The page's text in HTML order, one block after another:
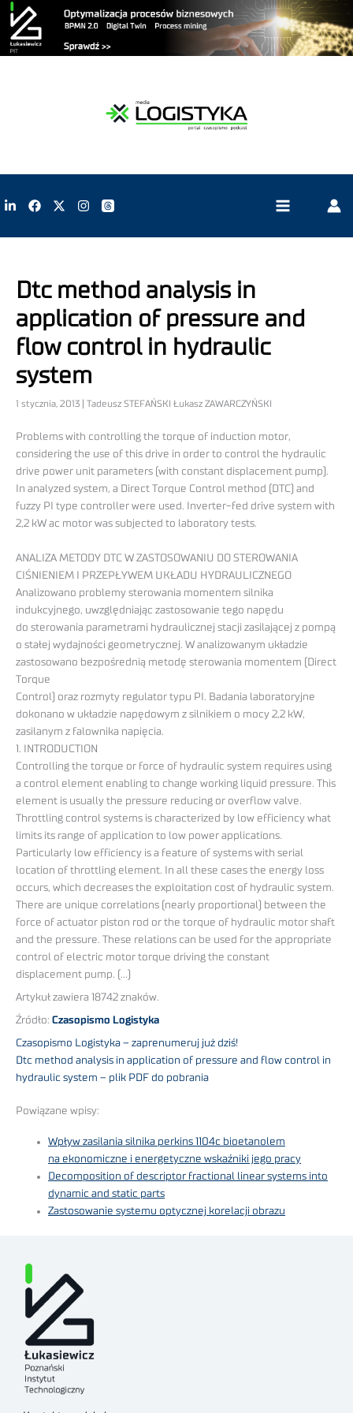
Dtc method analysis in
application of pressure and
flow control in hydraulic
system
1 stycznia, 2013 | Tadeusz STEFAŃSKI Łukasz ZAWARCZYŃSKI
Problems with controlling the torque of induction motor,
considering the use of this drive in order to control the hydraulic
drive power unit parameters (with constant displacement pump).
In analyzed system, a Direct Torque Control method (DTC) and
fuzzy PI type controller were used. Inverter-fed drive system with
2,2 kW ac motor was subjected to laboratory tests.
ANALIZA METODY DTC W ZASTOSOWANIU DO STEROWANIA
CIŚNIENIEM I PRZEPŁYWEM UKŁADU HYDRAULICZNEGO
Analizowano problemy sterowania momentem silnika
indukcyjnego, uwzględniając zastosowanie tego napędu
do sterowania parametrami hydraulicznej stacji zasilającej z pompą
o stałej wydajności geometrycznej. W analizowanym układzie
zastosowano bezpośrednią metodę sterowania momentem (Direct
Torque
Control) oraz rozmyty regulator typu PI. Badania laboratoryjne
dokonano w układzie napędowym z silnikiem o mocy 2,2 kW,
zasilanym z falownika napięcia.
1. INTRODUCTION
Controlling the torque or force of hydraulic system requires using
a control element enabling to change working liquid pressure. This
element is usually the pressure reducing or overflow valve.
Throttling control systems is characterized by low efficiency what
limits its range of application to low power applications.
Particularly low efficiency is a feature of systems with serial
location of throttling element. In all these cases the energy loss
occurs, which decreases the exploitation cost of hydraulic system.
There are unique correlations (nearly proportional) between the
force of actuator piston rod or the torque of hydraulic motor shaft
and the pressure. These relations can be used for the appropriate
control of electric motor torque driving the constant
displacement pump. (…)
Artykuł zawiera 18742 znaków.
Źródło: Czasopismo Logistyka
Czasopismo Logistyka – zaprenumeruj już dziś!
Dtc method analysis in application of pressure and flow control in
hydraulic system – plik PDF do pobrania
Powiązane wpisy:
Wpływ zasilania silnika perkins 1104c bioetanolem
na ekonomiczne i energetyczne wskaźniki jego pracy
Decomposition of descriptor fractional linear systems into
dynamic and static parts
Zastosowanie systemu optycznej korelacji obrazu